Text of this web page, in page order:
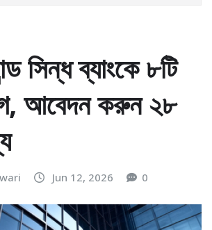
সিন্ধ ব্যাংকে ৮টি
আবেদন করুন ২৮
Jun 12, 2026 0